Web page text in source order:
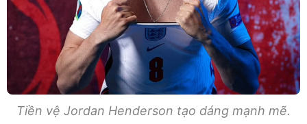
Tiền vệ Jordan Henderson tạo dáng mạnh mẽ.